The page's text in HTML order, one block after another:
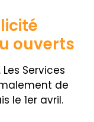
ouverts
Services
de
le 1er avril.